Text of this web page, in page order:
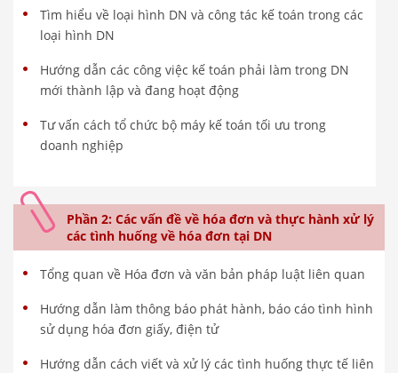
Tìm hiểu về loại hình DN và công tác kế toán trong các
loại hình DN
Hướng dẫn các công việc kế toán phải làm trong DN
mới thành lập và đang hoạt động
Tư vấn cách tổ chức bộ máy kế toán tối ưu trong
doanh nghiệp
Phần 2: Các vấn đề về hóa đơn và thực hành xử lý
các tình huống về hóa đơn tại DN
Tổng quan về Hóa đơn và văn bản pháp luật liên quan
Hướng dẫn làm thông báo phát hành, báo cáo tình hình
sử dụng hóa đơn giấy, điện tử
Hướng dẫn cách viết và xử lý các tình huống thực tế liên